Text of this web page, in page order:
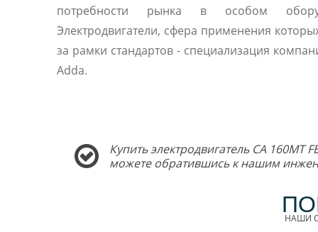
потребности рынка в особом
Электродвигатели, сфера применения
за рамки стандартов - специализация
Adda.
Купить электродвигатель CA
можете обратившись к нашим
НАШИ